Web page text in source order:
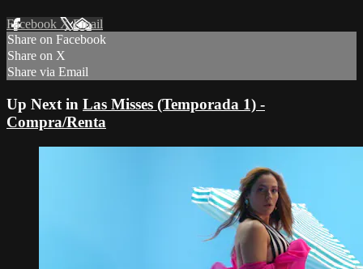
Facebook XEmail
Share on Facebook
Share on X
Share via Email
Up Next in Las Misses (Temporada 1) -
Compra/Renta